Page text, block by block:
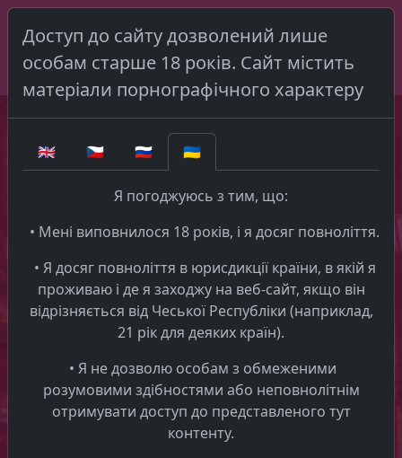
Еротичні знайомства
Contact - Erotic catalog PAG
Please contact us if you need help with
somethig
adultguideprague@seznam.cz
Доступ до сайту дозволений лише
особам старше 18 років. Сайт містить
матеріали порнографічного характеру
🇬🇧 🇨🇿 🇷🇺 🇺🇦
Я погоджуюсь з тим, що:
• Мені виповнилося 18 років, і я досяг повноліття.
• Я досяг повноліття в юрисдикції країни, в якій я
проживаю і де я заходжу на веб-сайт, якщо він
відрізняється від Чеської Республіки (наприклад,
21 рік для деяких країн).
• Я не дозволю особам з обмеженими
розумовими здібностями або неповнолітнім
отримувати доступ до представленого тут
контенту.